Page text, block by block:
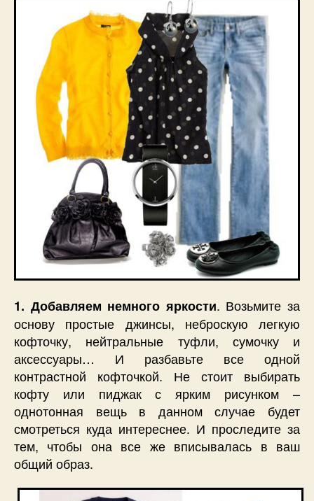
1. Добавляем немного яркости. Возьмите за
основу простые джинсы, неброскую легкую
кофточку, нейтральные туфли, сумочку и
аксессуары… И разбавьте все одной
контрастной кофточкой. Не стоит выбирать
кофту или пиджак с ярким рисунком –
однотонная вещь в данном случае будет
смотреться куда интереснее. И проследите за
тем, чтобы она все же вписывалась в ваш
общий образ.